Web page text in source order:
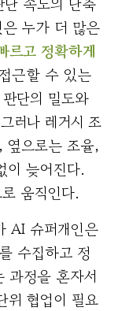
누가 더 많은
르고 정확하게
근할 수 있는
단의 밀도와
러나 레거시 조
옆으로는 조율,
이 늦어진다.
움직인다.
AI 슈퍼개인은
수집하고 정
과정을 혼자서
위 협업이 필요